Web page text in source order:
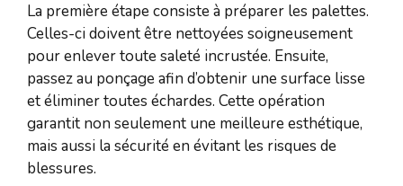
La première étape consiste à préparer les palettes.
Celles-ci doivent être nettoyées soigneusement
pour enlever toute saleté incrustée. Ensuite,
passez au ponçage afin d’obtenir une surface lisse
et éliminer toutes échardes. Cette opération
garantit non seulement une meilleure esthétique,
mais aussi la sécurité en évitant les risques de
blessures.